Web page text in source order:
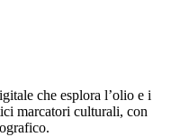
che esplora l’olio e i
marcatori culturali, con